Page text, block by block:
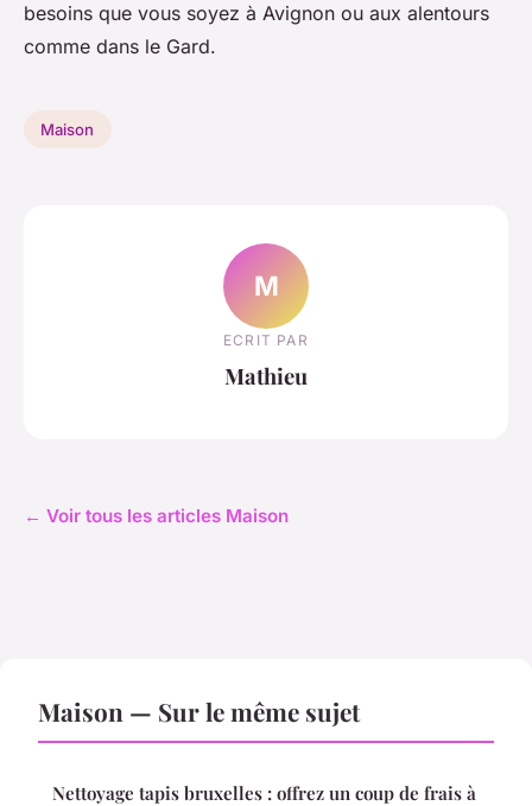
besoins que vous soyez à Avignon ou aux alentours
comme dans le Gard.
Maison
M
ECRIT PAR
Mathieu
← Voir tous les articles Maison
Maison — Sur le même sujet
Nettoyage tapis bruxelles : offrez un coup de frais à